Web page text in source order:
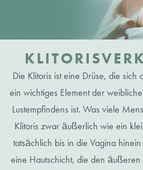
Die Klitoris ist eine Drüse, die
ein wichtiges Element der
Lustempfindens ist. Was viele
Klitoris zwar äußerlich wie ein
tatsächlich bis in die Vagina
eine Hautschicht, die den äußeren